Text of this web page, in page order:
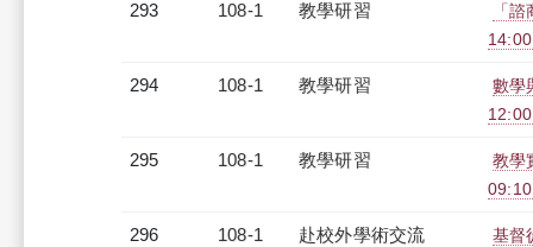
293 108-1 教學研習
「
294 108-1 教學研習
數學
295 108-1 教學研習
教學
296 108-1 赴校外學術交流 基督